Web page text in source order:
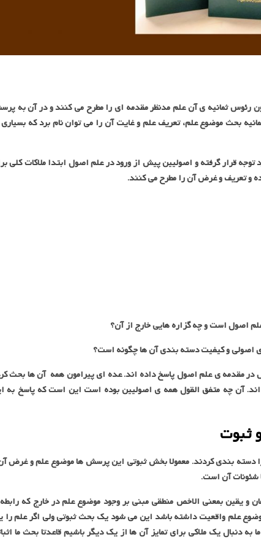
رئوس ثمانیه ی آن علم مدنظر مقدمه ای را مطرح می کنند و در آن به
بحث موضوع علم، تعریف علم و غایت آن را می توان نام برد که
قرار گرفته و اصولیین پیش از ورود در علم اصول ابتدا ملاکات کلی
و تعریف و غرض آن را مطرح می کنند.
اصول است و چه گزاره هایی خارج از آن؟
اصولی و کیفیت دسته بندی آن ها چگونه است؟
اصولی به صورت های مختلفی به این 6 پرسش در مقدمه ی علم اصول پاسخ داده اند. عده ای پیرامون همه آن ها بحث
آن چه متفق القول همه ی اصولیین بوده است این است که پاسخ به
ثبوت
دسته بندی کردند. معمولا بخش ثبوتی این پرسش ها موضوع علم و غرض
شئونات آن است.
و یقین بمعنی الاخص منطقی مبنی بر وجود موضوع علم در خارج که
علم واقعیت داشته باشد این می شود یک بحث ثبوتی ولی اگر علم را
دنبال یک ملاکی برای تمایز آن ها از یک دیگر باشیم قاعدتا بحث ما